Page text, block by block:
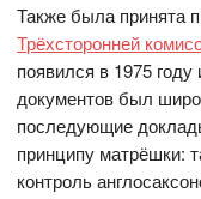
Также была принята
Трёхсторонней
появился в 1975
документов был
последующие
принципу матрёшки:
контроль